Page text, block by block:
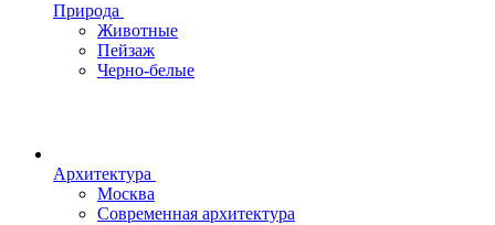
Природа
Животные
Пейзаж
Черно-белые
Архитектура
Москва
Современная архитектура